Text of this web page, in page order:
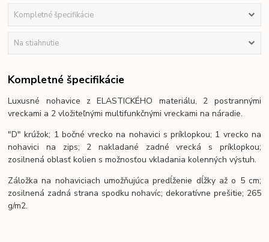
Kompletné špecifikácie
Na stiahnutie
Kompletné špecifikácie
Luxusné nohavice z ELASTICKÉHO materiálu, 2 postrannými
vreckami a 2 vložiteľnými multifunkčnými vreckami na náradie.
"D" krúžok; 1 bočné vrecko na nohavici s príklopkou; 1 vrecko na
nohavici na zips; 2 nakladané zadné vrecká s príklopkou;
zosilnená oblasť kolien s možnosťou vkladania kolenných výstuh.
Záložka na nohaviciach umožňujúca predĺženie dĺžky až o 5 cm;
zosilnená zadná strana spodku nohavíc; dekoratívne prešitie; 265
g/m2.